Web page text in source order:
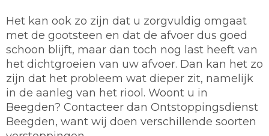
Het kan ook zo zijn dat u zorgvuldig omgaat
met de gootsteen en dat de afvoer dus goed
schoon blijft, maar dan toch nog last heeft van
het dichtgroeien van uw afvoer. Dan kan het zo
zijn dat het probleem wat dieper zit, namelijk
in de aanleg van het riool. Woont u in
Beegden? Contacteer dan Ontstoppingsdienst
Beegden, want wij doen verschillende soorten